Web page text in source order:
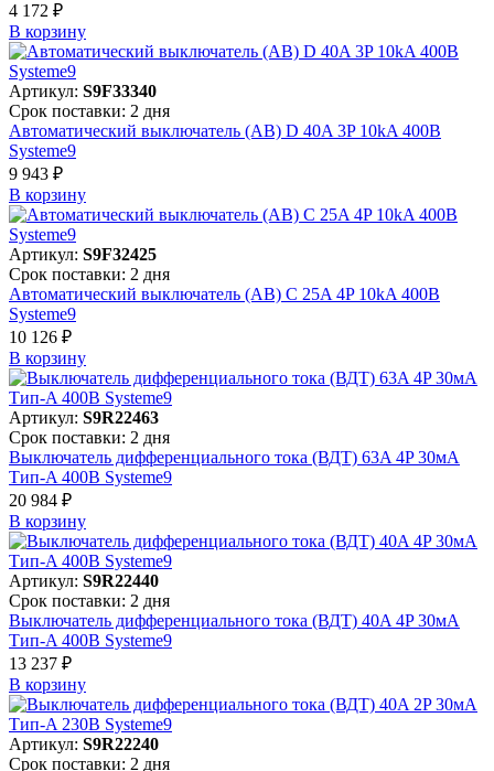
4 172 ₽
В корзинy
Артикул: S9F33340
Срок поставки: 2 дня
Автоматический выключатель (АВ) D 40A 3P 10kA 400В
Systeme9
9 943 ₽
В корзинy
Артикул: S9F32425
Срок поставки: 2 дня
Автоматический выключатель (АВ) C 25A 4P 10kA 400В
Systeme9
10 126 ₽
В корзинy
Артикул: S9R22463
Срок поставки: 2 дня
Выключатель дифференциального тока (ВДТ) 63A 4P 30мА
Тип-A 400В Systeme9
20 984 ₽
В корзинy
Артикул: S9R22440
Срок поставки: 2 дня
Выключатель дифференциального тока (ВДТ) 40A 4P 30мА
Тип-A 400В Systeme9
13 237 ₽
В корзинy
Артикул: S9R22240
Срок поставки: 2 дня